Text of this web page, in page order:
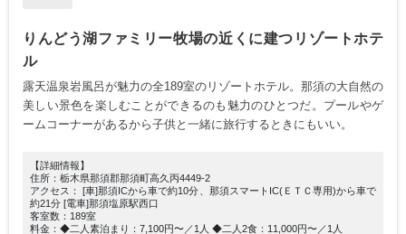
りんどう湖ファミリー牧場の近くに建つリゾートホテ
ル
露天温泉岩風呂が魅力の全189室のリゾートホテル。那須の大自然の
美しい景色を楽しむことができるのも魅力のひとつだ。プールやゲ
ームコーナーがあるから子供と一緒に旅行するときにもいい。
【詳細情報】
住所：栃木県那須郡那須町高久丙4449-2
アクセス： [車]那須ICから車で約10分、那須スマートIC(ＥＴＣ専用)から車で
約21分 [電車]那須塩原駅西口
客室数：189室
料金：◆二人素泊まり：7,100円〜／1人 ◆二人2食：11,000円〜／1人